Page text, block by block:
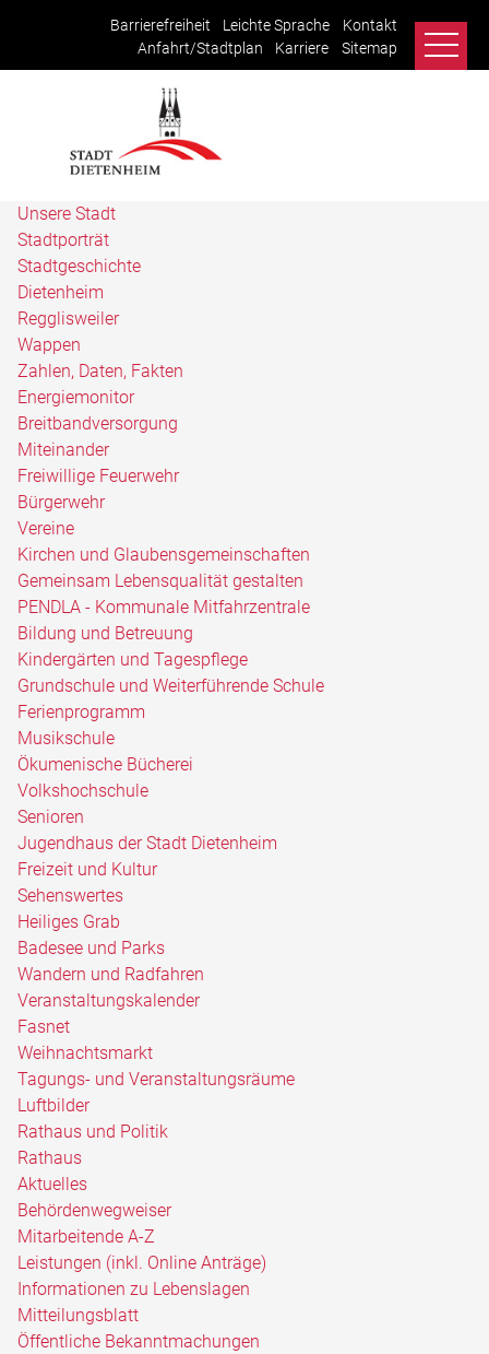
Barrierefreiheit Leichte Sprache
Kontakt
Anfahrt/Stadtplan
Karriere Sitemap
Unsere Stadt
Stadtporträt
Stadtgeschichte
Dietenheim
Regglisweiler
Wappen
Zahlen, Daten, Fakten
Energiemonitor
Breitbandversorgung
Miteinander
Freiwillige Feuerwehr
Bürgerwehr
Vereine
Kirchen und Glaubensgemeinschaften
Gemeinsam Lebensqualität gestalten
PENDLA - Kommunale Mitfahrzentrale
Bildung und Betreuung
Kindergärten und Tagespflege
Grundschule und Weiterführende Schule
Ferienprogramm
Musikschule
Ökumenische Bücherei
Volkshochschule
Senioren
Jugendhaus der Stadt Dietenheim
Freizeit und Kultur
Sehenswertes
Heiliges Grab
Badesee und Parks
Wandern und Radfahren
Veranstaltungskalender
Fasnet
Weihnachtsmarkt
Tagungs- und Veranstaltungsräume
Luftbilder
Rathaus und Politik
Rathaus
Aktuelles
Behördenwegweiser
Mitarbeitende A-Z
Leistungen (inkl. Online Anträge)
Informationen zu Lebenslagen
Mitteilungsblatt
Öffentliche Bekanntmachungen